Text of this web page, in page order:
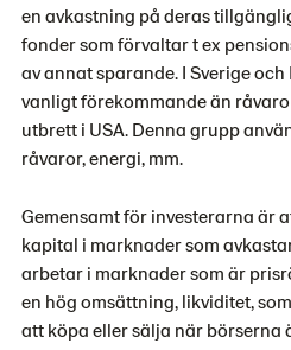
en avkastning på deras
fonder som förvaltar t ex
av annat sparande. I Sverige
vanligt förekommande än
utbrett i USA. Denna grupp
råvaror, energi, mm.
Gemensamt för investerarna är
kapital i marknader som
arbetar i marknader som är
en hög omsättning, likviditet,
att köpa eller sälja när börserna